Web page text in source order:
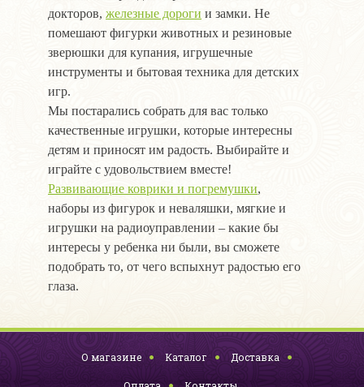
докторов, железные дороги и замки. Не
помешают фигурки животных и резиновые
зверюшки для купания, игрушечные
инструменты и бытовая техника для детских
игр.
Мы постарались собрать для вас только
качественные игрушки, которые интересны
детям и приносят им радость. Выбирайте и
играйте с удовольствием вместе!
Развивающие коврики и погремушки,
наборы из фигурок и неваляшки, мягкие и
игрушки на радиоуправлении – какие бы
интересы у ребенка ни были, вы сможете
подобрать то, от чего вспыхнут радостью его
глаза.
О магазине Каталог Доставка